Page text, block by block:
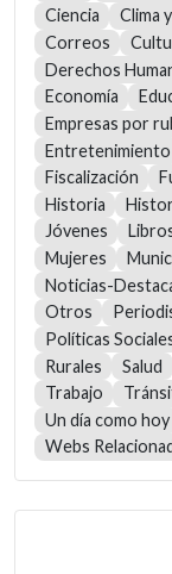
Ciencia
Clima
Correos
Derechos
Economía
Empresas por
Entretenimiento
Fiscalización
Historia
Jóvenes
Mujeres
Noticias-
Otros
Políticas
Rurales
Salud
Trabajo
Un día como hoy
Webs